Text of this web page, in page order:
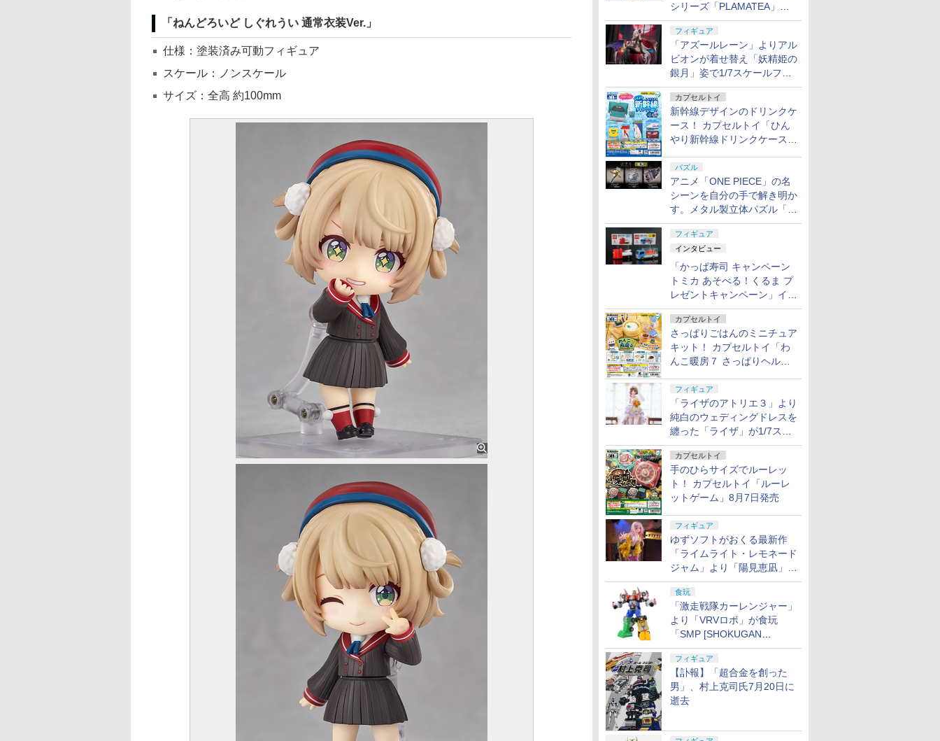
シリーズ「PLAMATEA」で
登場！ 2027年1月発売予定
フィギュア
「アズールレーン」よりアル
ビオンが着せ替え「妖精姫の
銀月」姿で1/7スケールフィ
ギュア化！
カプセルトイ
新幹線デザインのドリンクケ
ース！ カプセルトイ「ひん
やり新幹線ドリンクケース」
パズル
アニメ「ONE PIECE」の名
シーンを自分の手で解き明か
す。メタル製立体パズル「は
ずる ONE PIECE」シリーズ
3種が登場
フィギュア
インタビュー
「かっぱ寿司 キャンペーン
トミカ あそべる！くるま プ
レゼントキャンペーン」イン
タビュー
カプセルトイ
さっぱりごはんのミニチュア
キット！ カプセルトイ「わ
んこ暖房７ さっぱりヘルシ
フィギュア
「ライザのアトリエ３」より
純白のウェディングドレスを
纏った「ライザ」が1/7スケ
ールフィギュアで登場！
カプセルトイ
手のひらサイズでルーレッ
ト！ カプセルトイ「ルーレ
ットゲーム」8月7日発売
フィギュア
ゆずソフトがおくる最新作
「ライムライト・レモネード
ジャム」より「陽見恵凪」が
1/3.5スケールフィギュアで
登場！
食玩
「激走戦隊カーレンジャー」
より「VRVロボ」が食玩
「SMP [SHOKUGAN
MODELING PROJECT]」に
登場！
フィギュア
【訃報】「超合金を創った
男」、村上克司氏7月20日に
逝去
「ねんどろいど しぐれうい 通常衣装Ver.」
仕様：塗装済み可動フィギュア
スケール：ノンスケール
サイズ：全高 約100mm